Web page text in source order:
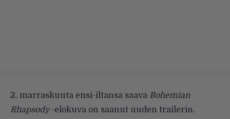
2. marraskuuta ensi-iltansa saava Bohemian
Rhapsody-elokuva on saanut uuden trailerin.